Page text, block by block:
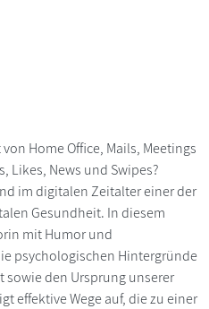
Home Office, Mails, Meetings
Likes, News und Swipes?
im digitalen Zeitalter einer der
Gesundheit. In diesem
mit Humor und
psychologischen Hintergründe
den Ursprung unserer
effektive Wege auf, die zu einer